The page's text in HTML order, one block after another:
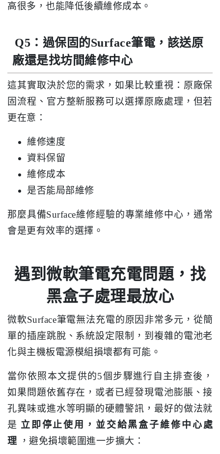
高很多，也能降低後續維修成本。
Q5：過保固的Surface筆電，該送原
廠還是找坊間維修中心
這其實取決於您的需求，如果比較重視：原廠保
固流程、官方整新服務可以選擇原廠處理，但若
更在意：
維修速度
資料保留
維修成本
是否能局部維修
那麼具備Surface維修經驗的專業維修中心，通常
會是更有效率的選擇。
遇到微軟筆電充電問題，找
黑盒子處理最放心
微軟Surface筆電無法充電的原因非常多元，從簡
單的插座跳脫、系統設定限制，到複雜的電池老
化與主機板電源模組損壞都有可能。
當你依照本文提供的5個步驟進行自主排查後，
如果問題依舊存在，或者已經發現電池膨脹、接
孔異味或進水等明顯的硬體警訊，最好的做法就
是 立即停止使用，並交給黑盒子維修中心處
理
，避免損壞範圍進一步擴大：